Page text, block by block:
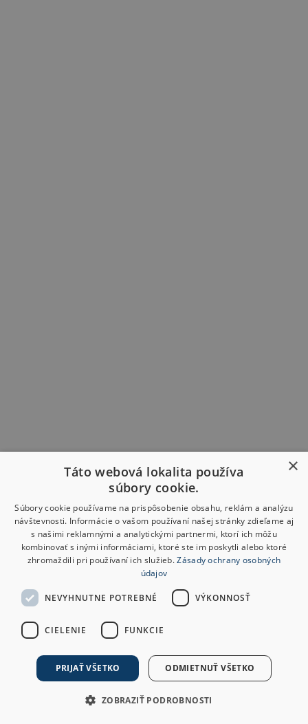
×
Táto webová lokalita používa
súbory cookie.
Súbory cookie používame na prispôsobenie obsahu, reklám a analýzu
návštevnosti. Informácie o vašom používaní našej stránky zdieľame aj
s našimi reklamnými a analytickými partnermi, ktorí ich môžu
kombinovať s inými informáciami, ktoré ste im poskytli alebo ktoré
zhromaždili pri používaní ich služieb.Zásady ochrany osobných
údajov
NEVYHNUTNE POTREBNÉ VÝKONNOSŤ
CIELENIE FUNKCIE
PRIJAŤ VŠETKO ODMIETNUŤ VŠETKO
ZOBRAZIŤ PODROBNOSTI